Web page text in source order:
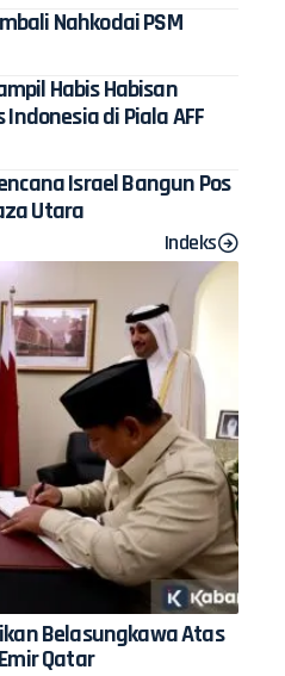
Nahkodai PSM
Habis Habisan
di Piala AFF
Israel Bangun Pos
Utara
Indeks
Belasungkawa Atas
Qatar